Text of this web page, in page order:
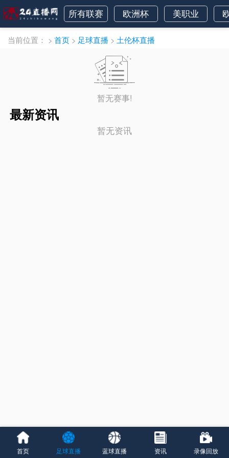
所有联赛 欧洲杯 美职业
当前位置： > 首页 > 足球直播 > 土伦杯直播
暂无赛事!
最新资讯
暂无资讯
首页 足球直播 蓝球直播 资讯 录像回放